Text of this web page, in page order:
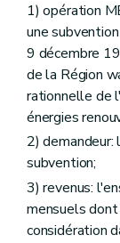
1) opération
une
9 décembre
de la Région
rationnelle de
énergies
2)
subvention;
3) revenus:
mensuels
considération